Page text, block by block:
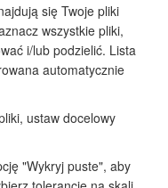
się Twoje pliki
wszystkie pliki,
i/lub podzielić. Lista
automatycznie
ustaw docelowy
"Wykryj puste", aby